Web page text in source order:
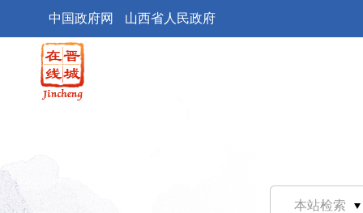
中国政府网 山西省人民政府
本站检索